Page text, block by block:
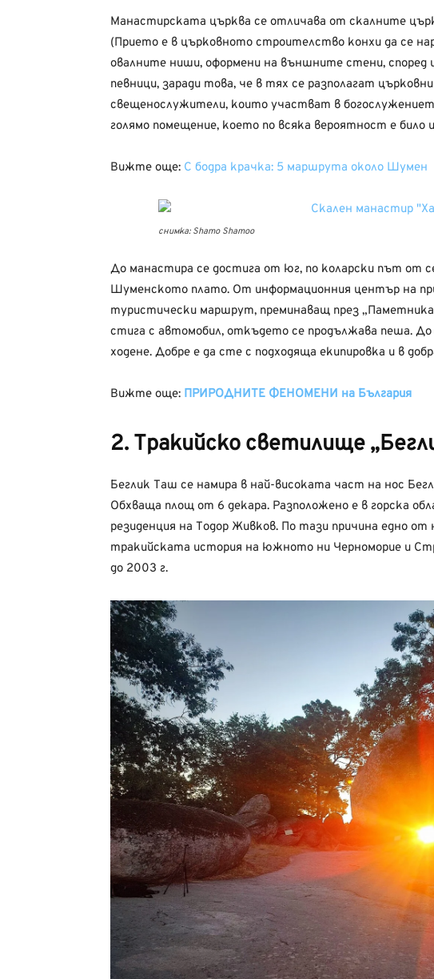
Манастирската църква се отличава от скалните
(Прието е в църковното строителство конхи да се
овалните ниши, оформени на външните стени,
певници, заради това, че в тях се разполагат
свещенослужители, които участват в
голямо помещение, което по всяка вероятност е било
Вижте още: С бодра крачка: 5 маршрута около Шумен
снимка: Shamo Shamoo
До манастира се достига от юг, по коларски път от
Шуменското плато. От информационния център на
туристически маршрут, преминаващ през
стига с автомобил, откъдето се продължава пеша.
ходене. Добре е да сте с подходяща екипировка и в
Вижте още: ПРИРОДНИТЕ ФЕНОМЕНИ на България
2. Тракийско светилище
Беглик Таш се намира в най-високата част на нос
Обхваща площ от 6 декара. Разположено е в горска
резиденция на Тодор Живков. По тази причина едно
тракийската история на южното ни Черноморие и
до 2003 г.